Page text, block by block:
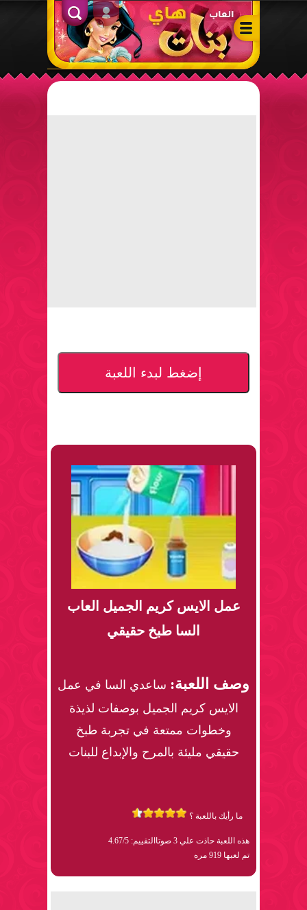
ألعاب بنات هاي – أفضل ألعاب تلبيس، مكياج، طبخ وأنشطة ممتعة
الدخول
إضغط لبدء اللعبة
عمل الايس كريم الجميل العاب
السا طبخ حقيقي
وصف اللعبة: ساعدي السا في عمل
الايس كريم الجميل بوصفات لذيذة
وخطوات ممتعة في تجربة طبخ
حقيقي مليئة بالمرح والإبداع للبنات
ما رأيك باللعبة ؟
هذه اللعبة حاذت علي 3 صوتا
التقييم: 4.67/5
تم لعبها 919 مره